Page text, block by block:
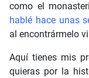
como el
hablé hace unas
al encontrármelo
Aquí tienes mis
quieras por la